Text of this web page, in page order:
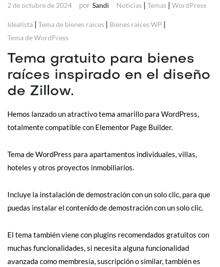
2 de octubre de 2024 por Sandi Noticias | Temas | WordPress
Idealista | Tema de bienes raíces | Bienes raíces WP |
Tema de WordPress
Tema gratuito para bienes
raíces inspirado en el diseño
de Zillow.
Hemos lanzado un atractivo tema amarillo para WordPress,
totalmente compatible con Elementor Page Builder.
Tema de WordPress para apartamentos individuales, villas,
hoteles y otros proyectos inmobiliarios.
Incluye la instalación de demostración con un solo clic, para que
puedas instalar el contenido de demostración con un solo clic.
El tema también viene con plugins recomendados gratuitos con
muchas funcionalidades, si necesita alguna funcionalidad
avanzada como membresía, suscripción o similar, también es